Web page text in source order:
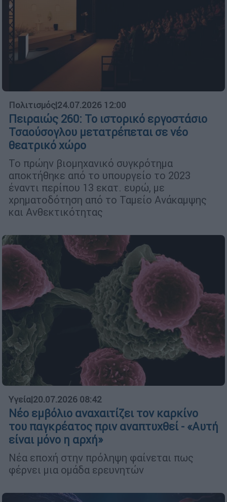
Πολιτισμός|24.07.2026 12:00
Πειραιώς 260: Το ιστορικό εργοστάσιο
Τσαούσογλου μετατρέπεται σε νέο
θεατρικό χώρο
Το πρώην βιομηχανικό συγκρότημα
αποκτήθηκε από το υπουργείο το 2023
έναντι περίπου 13 εκατ. ευρώ, με
χρηματοδότηση από το Ταμείο Ανάκαμψης
και Ανθεκτικότητας
Υγεία|20.07.2026 08:42
Νέο εμβόλιο αναχαιτίζει τον καρκίνο
του παγκρέατος πριν αναπτυχθεί - «Αυτή
είναι μόνο η αρχή»
Νέα εποχή στην πρόληψη φαίνεται πως
φέρνει μια ομάδα ερευνητών